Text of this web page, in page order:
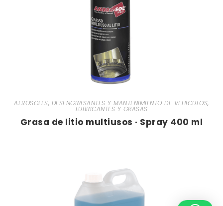
AEROSOLES, DESENGRASANTES Y MANTENIMIENTO DE VEHICULOS,
LUBRICANTES Y GRASAS
Grasa de litio multiusos · Spray 400 ml